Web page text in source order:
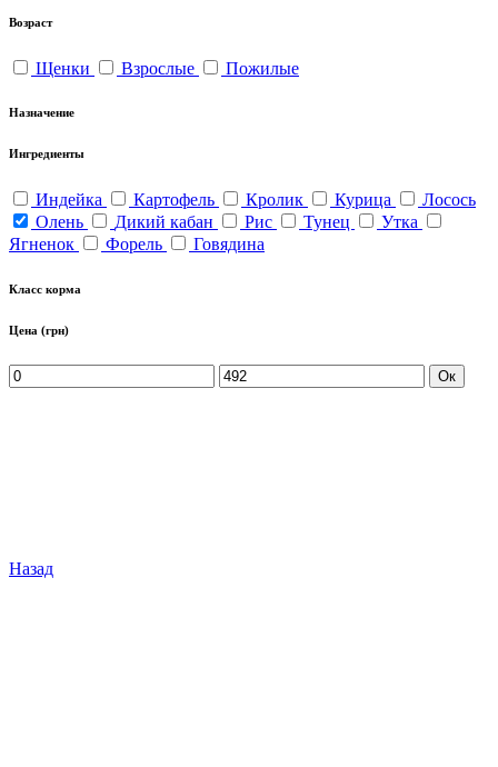
Возраст
Щенки Взрослые Пожилые
Назначение
Ингредиенты
Индейка Картофель Кролик Курица
Лосось
Олень
Дикий кабан Рис Тунец
Утка
Ягненок
Форель Говядина
Класс корма
Цена (грн)
Ок
Назад